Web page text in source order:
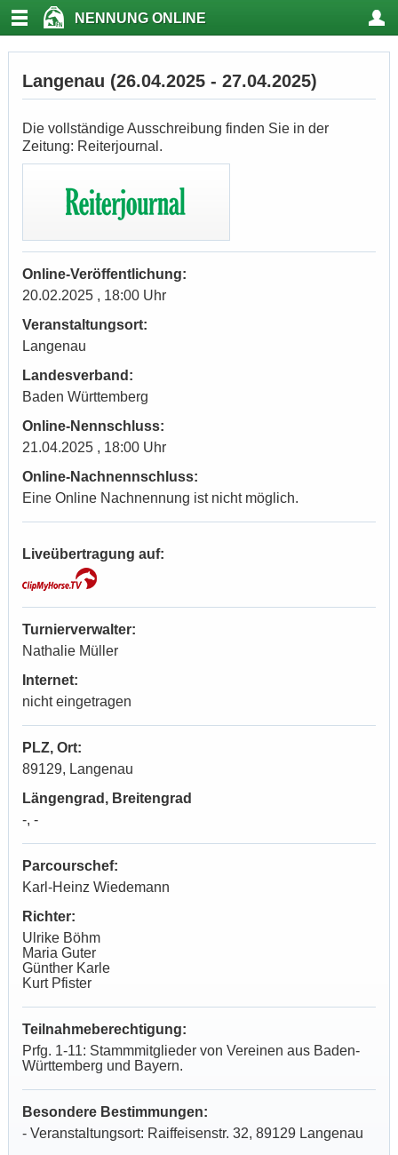
NENNUNG ONLINE
Langenau (26.04.2025 - 27.04.2025)
Die vollständige Ausschreibung finden Sie in der
Zeitung: Reiterjournal.
Online-Veröffentlichung:
20.02.2025 , 18:00 Uhr
Veranstaltungsort:
Langenau
Landesverband:
Baden Württemberg
Online-Nennschluss:
21.04.2025 , 18:00 Uhr
Online-Nachnennschluss:
Eine Online Nachnennung ist nicht möglich.
Liveübertragung auf:
Turnierverwalter:
Nathalie Müller
Internet:
nicht eingetragen
PLZ, Ort:
89129, Langenau
Längengrad, Breitengrad
-, -
Parcourschef:
Karl-Heinz Wiedemann
Richter:
Ulrike Böhm
Maria Guter
Günther Karle
Kurt Pfister
Teilnahmeberechtigung:
Prfg. 1-11: Stammmitglieder von Vereinen aus Baden-
Württemberg und Bayern.
Besondere Bestimmungen:
- Veranstaltungsort: Raiffeisenstr. 32, 89129 Langenau